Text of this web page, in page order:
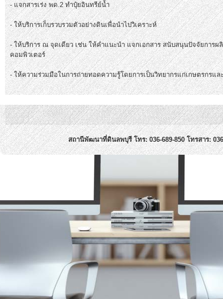
- แจกสารเร่ง พด.2 ทำปุ๋ยอินทรีย์น้ำ
- ให้บริการเก็บรวบรวมตัวอย่างดินเพื่อนำไปวิเคราะห์
- ให้บริการ ณ จุดเดียว เช่น ให้คำแนะนำ แจกเอกสาร สนับสนุนปัจจัยการ
คอมพิวเตอร์
- ให้ความร่วมมือในการถ่ายทอดความรู้โดยการเป็นวิทยากรแก่เกษตรกรแล
สถานีพัฒนาที่ดินลพบุรี โทร: 036-689-850 โทรสาร: